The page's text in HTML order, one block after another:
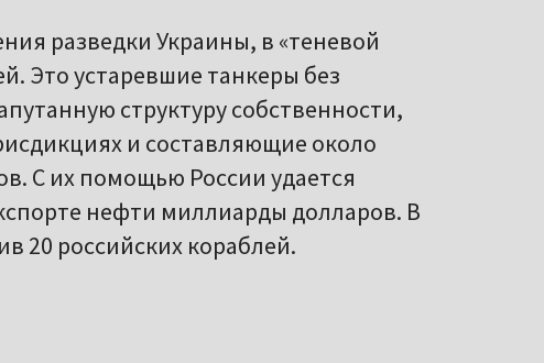
разведки Украины, в «теневой
Это устаревшие танкеры без
структуру собственности,
и составляющие около
С их помощью России удается
нефти миллиарды долларов. В
20 российских кораблей.